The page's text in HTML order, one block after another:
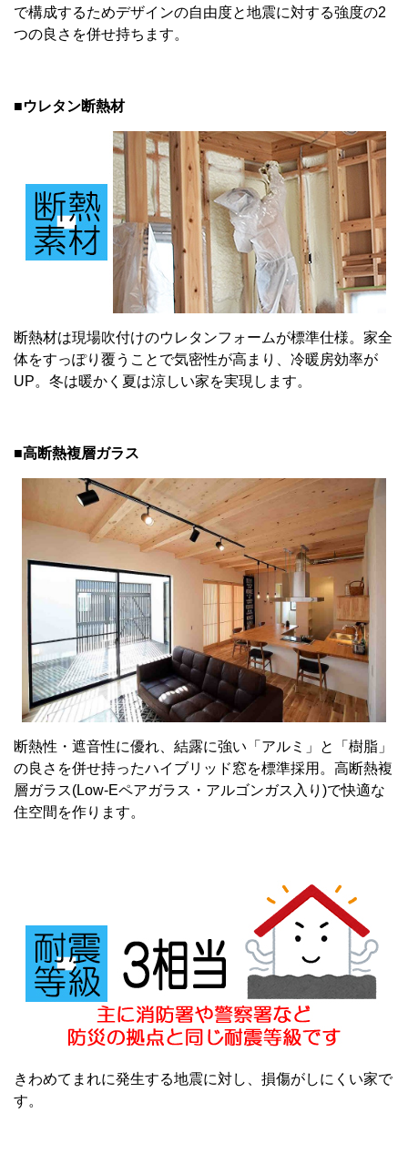
で構成するためデザインの自由度と地震に対する強度の2
つの良さを併せ持ちます。
■ウレタン断熱材
断熱材は現場吹付けのウレタンフォームが標準仕様。家全
体をすっぽり覆うことで気密性が高まり、冷暖房効率が
UP。冬は暖かく夏は涼しい家を実現します。
■高断熱複層ガラス
断熱性・遮音性に優れ、結露に強い「アルミ」と「樹脂」
の良さを併せ持ったハイブリッド窓を標準採用。高断熱複
層ガラス(Low-Eペアガラス・アルゴンガス入り)で快適な
住空間を作ります。
きわめてまれに発生する地震に対し、損傷がしにくい家で
す。